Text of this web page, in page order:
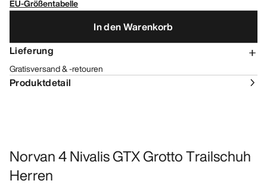
EU-Größentabelle
In den Warenkorb
Lieferung
Gratisversand & -retouren
Produktdetail
Norvan 4 Nivalis GTX Grotto Trailschuh
Herren